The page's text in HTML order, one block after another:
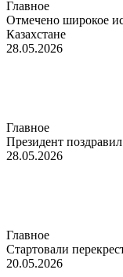
Главное
Отмечено широкое
Казахстане
28.05.2026
Главное
Президент
28.05.2026
Главное
Стартовали
20.05.2026